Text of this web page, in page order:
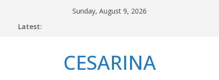
Sunday, August 9, 2026
Latest:
CESARINA